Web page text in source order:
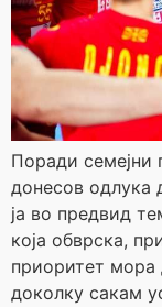
Поради семејни
донесов одлука
ја во предвид
која обврска,
приоритет
доколку сакам